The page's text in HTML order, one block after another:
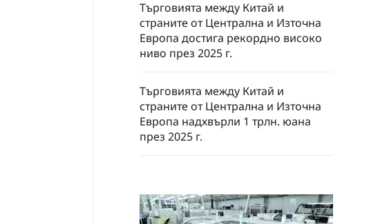
Търговията между Китай и
страните от Централна и Източна
Европа достига рекордно високо
ниво през 2025 г.
Търговията между Китай и
страните от Централна и Източна
Европа надхвърли 1 трлн. юана
през 2025 г.